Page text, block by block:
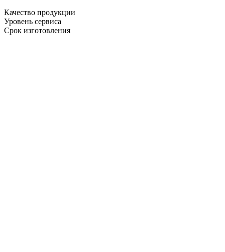
Качество продукции
Уровень сервиса
Срок изготовления